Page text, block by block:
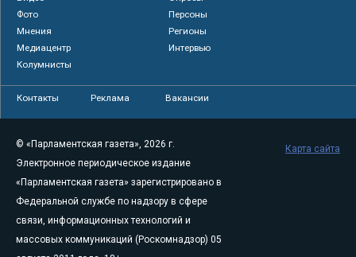
Фото
Персоны
Мнения
Регионы
Медиацентр
Интервью
Колумнисты
Контакты Реклама Вакансии
© «Парламентская газета», 2026 г.
Электронное периодическое издание
«Парламентская газета» зарегистрировано в
Федеральной службе по надзору в сфере
связи, информационных технологий и
массовых коммуникаций (Роскомнадзор) 05
Карта сайта